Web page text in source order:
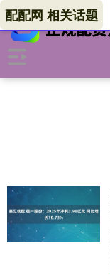
配配网 相关话题